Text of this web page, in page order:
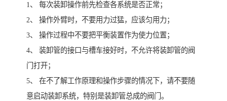
1、 每次装卸操作前先检查各系统是否正常；
2、 操作外臂时，不要用力过猛，应该匀用力；
3、 操作过程中不要把平衡装置作为使力位置；
4、 装卸管的接口与槽车接好时，不允许将装卸管的阀
门打开；
5、 在不了解工作原理和操作步骤的情况下，请不要随
意启动装卸系统，特别是装卸管总成的阀门。